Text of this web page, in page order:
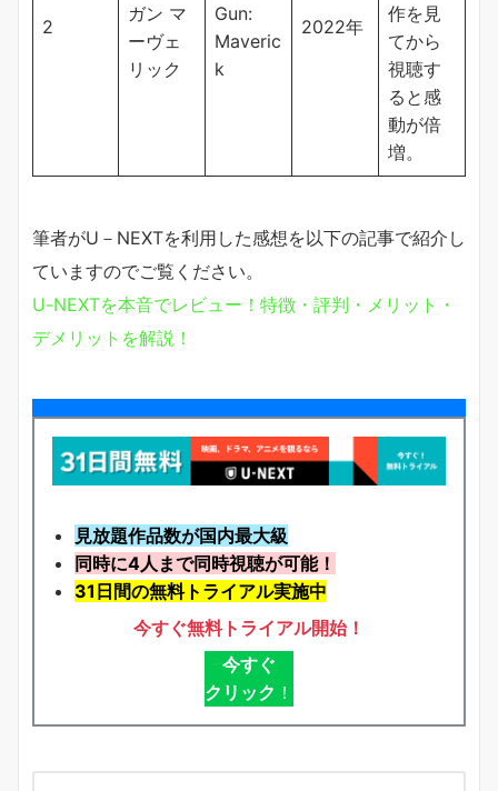
2
ガン マ
ーヴェ
リック
Gun:
Maveric
k
2022年
作を見
てから
視聴す
ると感
動が倍
増。
筆者がU－NEXTを利用した感想を以下の記事で紹介し
ていますのでご覧ください。
U-NEXTを本音でレビュー！特徴・評判・メリット・
デメリットを解説！
見放題作品数が国内最大級
同時に4人まで同時視聴が可能！
31日間の無料トライアル実施中
今すぐ無料トライアル開始！
今すぐ
クリック ！